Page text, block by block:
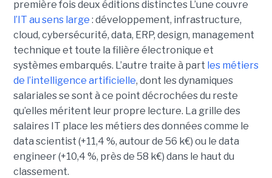
première fois deux éditions distinctes L’une couvre
l’IT au sens large : développement, infrastructure,
cloud, cybersécurité, data, ERP, design, management
technique et toute la filière électronique et
systèmes embarqués. L’autre traite à part les métiers
de l’intelligence artificielle, dont les dynamiques
salariales se sont à ce point décrochées du reste
qu’elles méritent leur propre lecture. La grille des
salaires IT place les métiers des données comme le
data scientist (+11,4 %, autour de 56 k€) ou le data
engineer (+10,4 %, près de 58 k€) dans le haut du
classement.